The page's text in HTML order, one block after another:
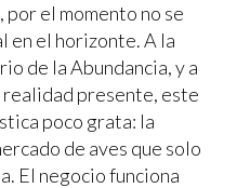
el momento no se
en el horizonte. A la
de la Abundancia, y a
realidad presente, este
poco grata: la
de aves que solo
El negocio funciona